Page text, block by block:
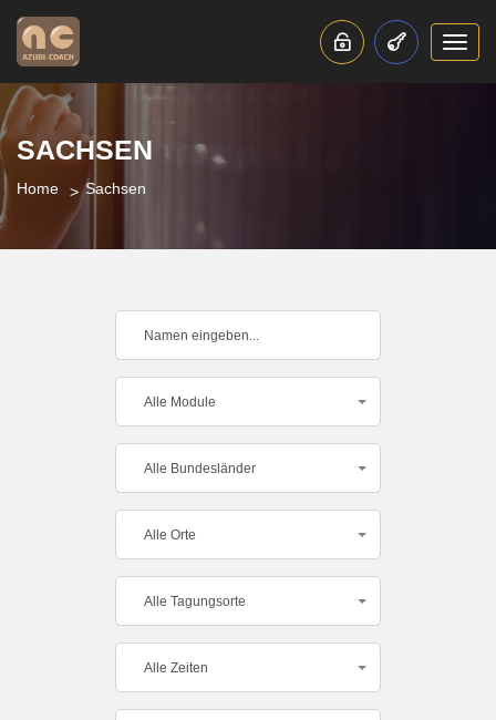
SACHSEN
Home Sachsen
Alle Module
Alle Bundesländer
Alle Orte
Alle Tagungsorte
Alle Zeiten